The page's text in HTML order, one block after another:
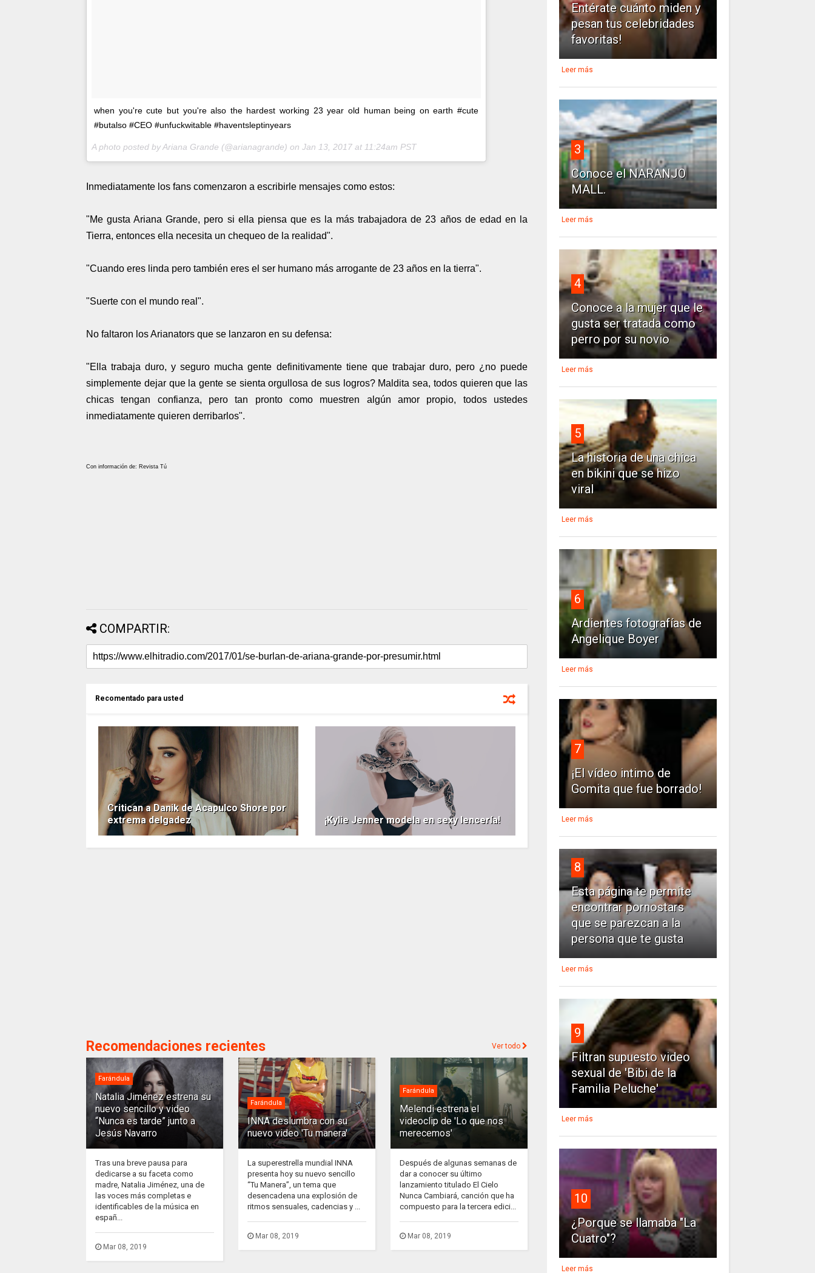
when you're cute but you're also the hardest working 23 year old human being on earth #cute
#butalso #CEO #unfuckwitable #haventsleptinyears
A photo posted by Ariana Grande (@arianagrande) on Jan 13, 2017 at 11:24am PST
Inmediatamente los fans comenzaron a escribirle mensajes como estos:
"Me gusta Ariana Grande, pero si ella piensa que es la más trabajadora de 23 años de edad en la
Tierra, entonces ella necesita un chequeo de la realidad".
"Cuando eres linda pero también eres el ser humano más arrogante de 23 años en la tierra".
"Suerte con el mundo real".
No faltaron los Arianators que se lanzaron en su defensa:
"Ella trabaja duro, y seguro mucha gente definitivamente tiene que trabajar duro, pero ¿no puede
simplemente dejar que la gente se sienta orgullosa de sus logros? Maldita sea, todos quieren que las
chicas tengan confianza, pero tan pronto como muestren algún amor propio, todos ustedes
inmediatamente quieren derribarlos".
Con información de: Revista Tú
COMPARTIR:
Recomentado para usted
Critican a Danik de Acapulco Shore por
extrema delgadez
¡Kylie Jenner modela en sexy lencería!
Recomendaciones recientes Ver todo
Farándula
Natalia Jiménez estrena su
nuevo sencillo y video
“Nunca es tarde” junto a
Jesús Navarro
Tras una breve pausa para
dedicarse a su faceta como
madre, Natalia Jiménez, una de
las voces más completas e
identificables de la música en
españ...
Mar 08, 2019
Farándula
INNA deslumbra con su
nuevo video 'Tu manera'
La superestrella mundial INNA
presenta hoy su nuevo sencillo
“Tu Manera”, un tema que
desencadena una explosión de
ritmos sensuales, cadencias y ...
Mar 08, 2019
Farándula
Melendi estrena el
videoclip de 'Lo que nos
merecemos'
Después de algunas semanas de
dar a conocer su último
lanzamiento titulado El Cielo
Nunca Cambiará, canción que ha
compuesto para la tercera edici...
Mar 08, 2019
Entérate cuánto miden y
pesan tus celebridades
favoritas!
Leer más
3
Conoce el NARANJO
MALL.
Leer más
4
Conoce a la mujer que le
gusta ser tratada como
perro por su novio
Leer más
5
La historia de una chica
en bikini que se hizo
viral
Leer más
6
Ardientes fotografías de
Angelique Boyer
Leer más
7
¡El vídeo intimo de
Gomita que fue borrado!
Leer más
8
Esta página te permite
encontrar pornostars
que se parezcan a la
persona que te gusta
Leer más
9
Filtran supuesto video
sexual de 'Bibi de la
Familia Peluche'
Leer más
10
¿Porque se llamaba "La
Cuatro"?
Leer más